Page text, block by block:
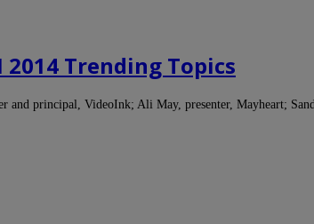
2014 Trending Topics
and principal, VideoInk; Ali May, presenter, Mayheart;